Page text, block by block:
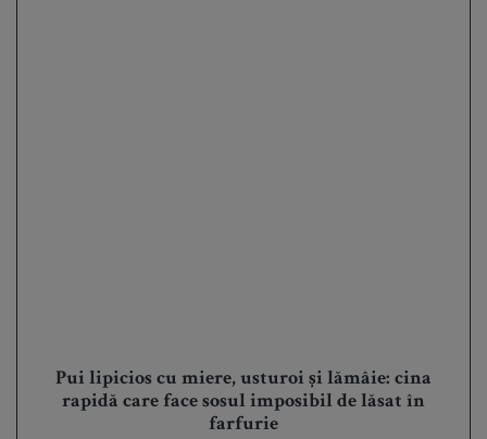
Pui lipicios cu miere, usturoi și lămâie: cina
rapidă care face sosul imposibil de lăsat în
farfurie